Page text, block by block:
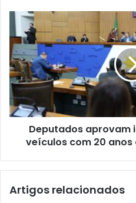
Deputados aprovam
veículos com 20 anos
Artigos relacionados